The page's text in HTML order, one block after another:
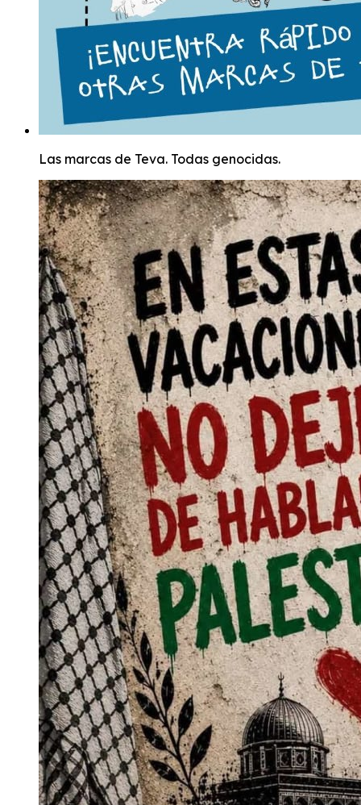
Las marcas de Teva. Todas genocidas.